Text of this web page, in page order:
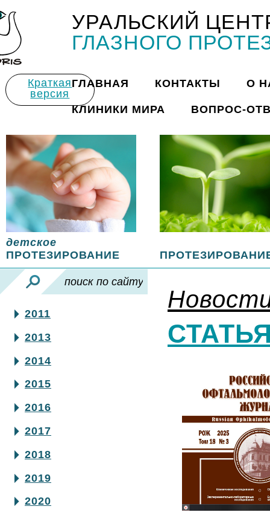
УРАЛЬСКИЙ
ГЛАЗНОГО
Краткая
версия
ГЛАВНАЯ КОНТАКТЫ О
КЛИНИКИ МИРА ВОПРОС-
детское
ПРОТЕЗИРОВАНИЕ
2011
2013
2014
2015
2016
2017
2018
2019
2020